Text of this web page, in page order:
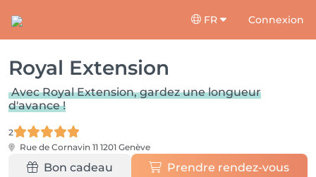
FR Connexion
Royal Extension
Avec Royal Extension, gardez une longueur
d'avance !
2
Rue de Cornavin 11 1201 Genève
Bon cadeau Prendre rendez-vous